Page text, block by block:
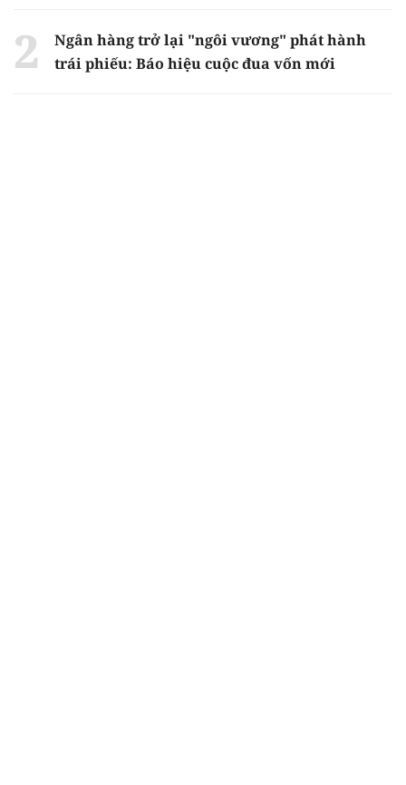
Ngân hàng trở lại "ngôi vương" phát hành
trái phiếu: Báo hiệu cuộc đua vốn mới